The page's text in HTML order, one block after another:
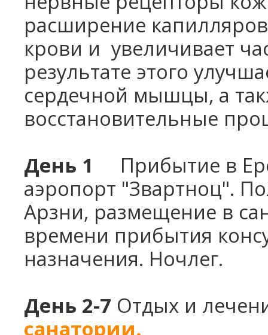
Школьные каникулы в Армении -
5 дней
Школьные каникулы в Армении -
7 дней
расширение
крови и увеличивает
результате этого
сердечной мышцы, а
восстановительные
День 1
Прибытие в
аэропорт "Звартноц".
Арзни, размещение в
времени прибытия
назначения. Ночлег.
День 2-7 Отдых и
санатории.